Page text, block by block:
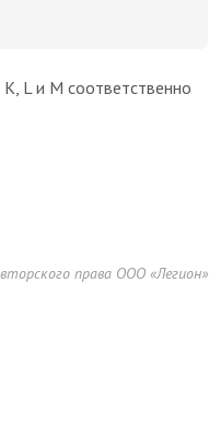
L и M соответственно
права ООО «Легион»